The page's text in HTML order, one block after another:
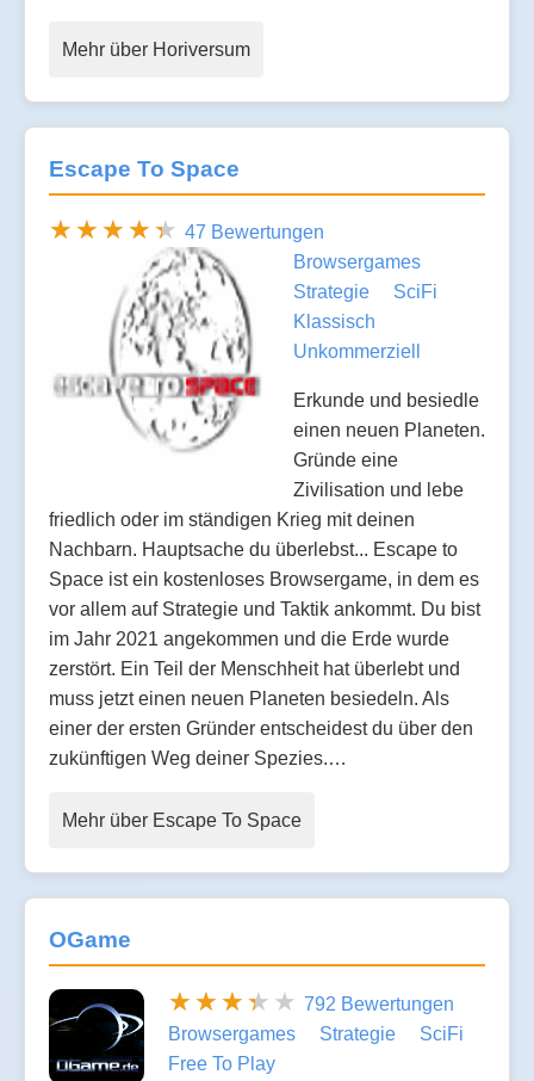
Mehr über Horiversum
Escape To Space
47 Bewertungen
Browsergames
Strategie
SciFi
Klassisch
Unkommerziell
Erkunde und besiedle
einen neuen Planeten.
Gründe eine
Zivilisation und lebe
friedlich oder im ständigen Krieg mit deinen
Nachbarn. Hauptsache du überlebst... Escape to
Space ist ein kostenloses Browsergame, in dem es
vor allem auf Strategie und Taktik ankommt. Du bist
im Jahr 2021 angekommen und die Erde wurde
zerstört. Ein Teil der Menschheit hat überlebt und
muss jetzt einen neuen Planeten besiedeln. Als
einer der ersten Gründer entscheidest du über den
zukünftigen Weg deiner Spezies.…
Mehr über Escape To Space
OGame
792 Bewertungen
Browsergames
Strategie
SciFi
Free To Play